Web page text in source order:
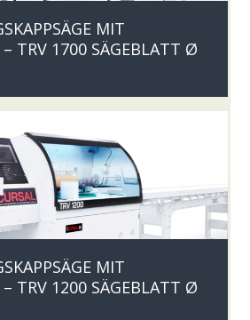
MIT
– TRV 1700 SÄGEBLATT Ø
MIT
– TRV 1200 SÄGEBLATT Ø